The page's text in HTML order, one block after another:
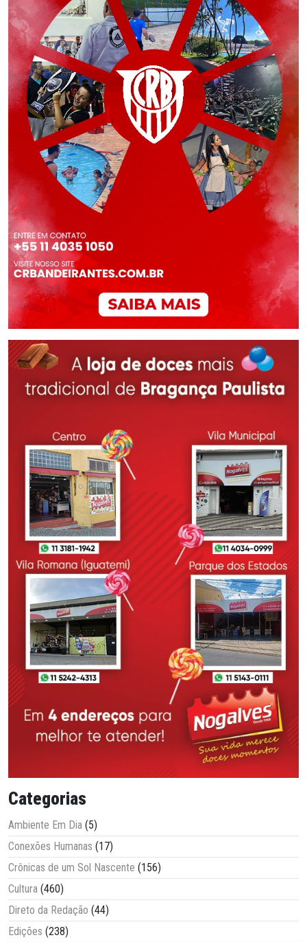
Categorias
Ambiente Em Dia (5)
Conexões Humanas (17)
Crônicas de um Sol Nascente (156)
Cultura (460)
Direto da Redação (44)
Edições (238)